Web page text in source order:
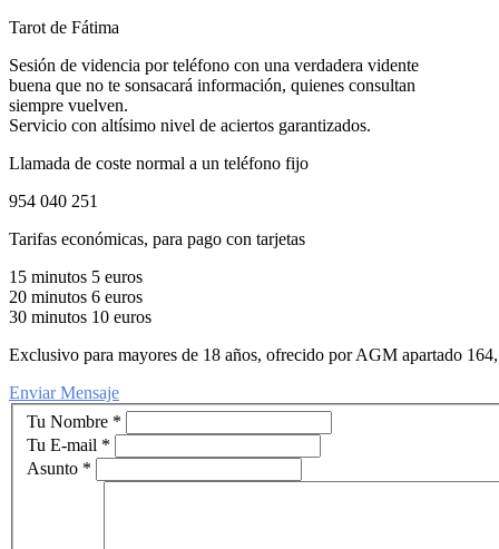
Tarot de Fátima
Sesión de videncia por teléfono con una verdadera vidente
buena que no te sonsacará información, quienes consultan
siempre vuelven.
Servicio con altísimo nivel de aciertos garantizados.
Llamada de coste normal a un teléfono fijo
954 040 251
Tarifas económicas, para pago con tarjetas
15 minutos 5 euros
20 minutos 6 euros
30 minutos 10 euros
Exclusivo para mayores de 18 años, ofrecido por AGM apartado
Enviar Mensaje
Tu Nombre *
Tu E-mail *
Asunto *